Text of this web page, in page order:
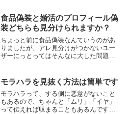
食品偽装と婚活のプロフィール偽
装どちらも見分けられますか？
ちょっと前に食品偽装なんていうのがあ
りましたが、アレ見分けがつかないユー
ザーにっとってはそんなに大した問題じ
モラハラを見抜く方法は簡単です
モラハラって、する側に悪意がないこと
もあるので、ちゃんと「ムリ」「イヤ」
って伝えれば収まることもあるんです。